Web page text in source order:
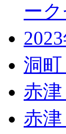
ー
洞
赤
赤